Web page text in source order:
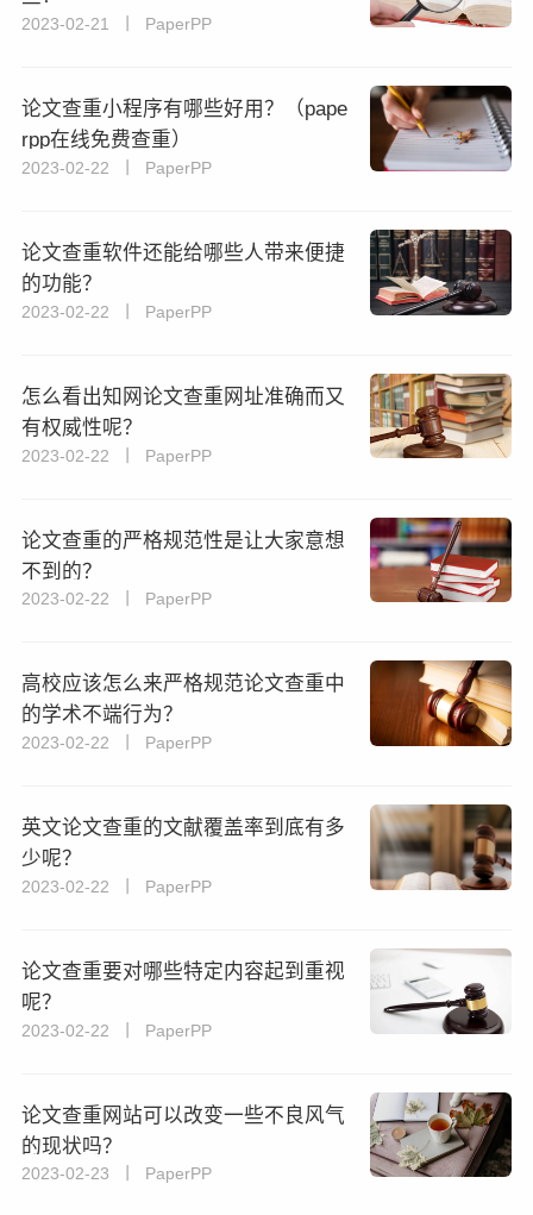
2023-02-21 丨 PaperPP
论文查重小程序有哪些好用？（pape
rpp在线免费查重）
2023-02-22 丨 PaperPP
论文查重软件还能给哪些人带来便捷
的功能？
2023-02-22 丨 PaperPP
怎么看出知网论文查重网址准确而又
有权威性呢？
2023-02-22 丨 PaperPP
论文查重的严格规范性是让大家意想
不到的？
2023-02-22 丨 PaperPP
高校应该怎么来严格规范论文查重中
的学术不端行为？
2023-02-22 丨 PaperPP
英文论文查重的文献覆盖率到底有多
少呢？
2023-02-22 丨 PaperPP
论文查重要对哪些特定内容起到重视
呢？
2023-02-22 丨 PaperPP
论文查重网站可以改变一些不良风气
的现状吗？
2023-02-23 丨 PaperPP